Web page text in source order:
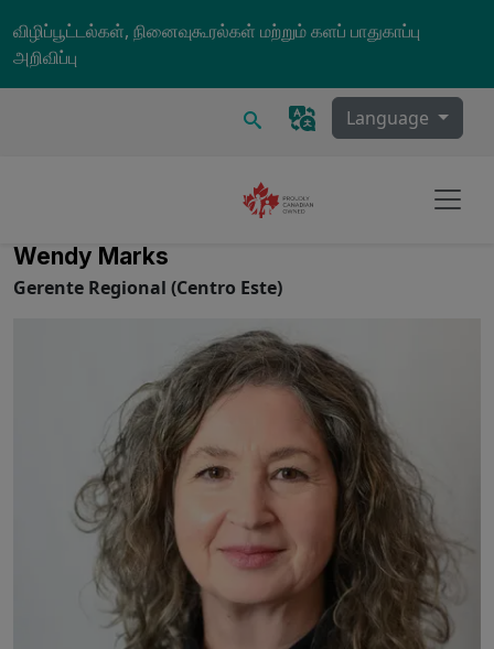
விழிப்பூட்டல்கள், நினைவுகூரல்கள் மற்றும் களப் பாதுகாப்பு
அறிவிப்பு
தேடல் Language
Wendy Marks
Gerente Regional (Centro Este)